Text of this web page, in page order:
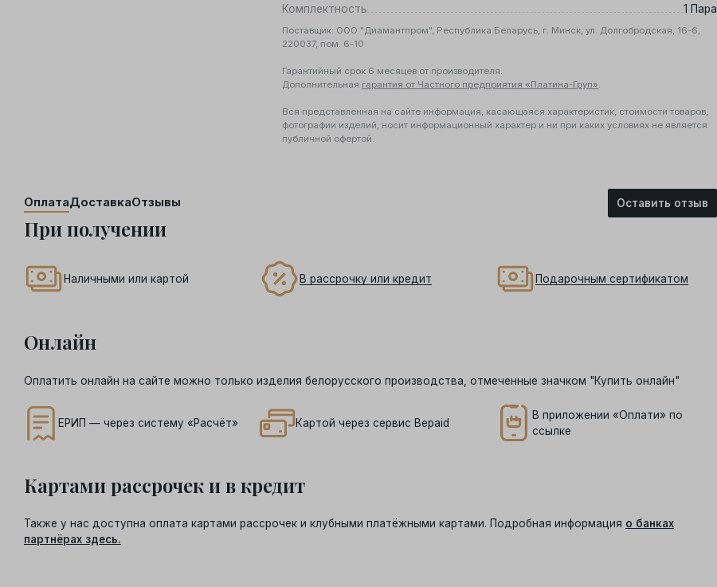
Комплектность
1 Пара
Поставщик: ООО "Диамантпром", Республика Беларусь, г. Минск, ул. Долгобродская, 16-6,
220037, пом. 6-10
Гарантийный срок 6 месяцев от производителя.
Дополнительная гарантия от Частного предприятия «Платина-Груп»
Вся представленная на сайте информация, касающаяся характеристик, стоимости товаров,
фотографии изделий, носит информационный характер и ни при каких условиях не является
публичной офертой.
Оплата
При получении
Наличными или картой В рассрочку или кредит Подарочным сертификатом
Онлайн
Оплатить онлайн на сайте можно только изделия белорусского производства, отмеченные значком "Купить онлайн"
ЕРИП — через систему «Расчёт» Картой через сервис Bepaid
В приложении «Оплати» по
ссылке
Картами рассрочек и в кредит
Также у нас доступна оплата картами рассрочек и клубными платёжными картами. Подробная информация о банках
партнёрах здесь.
ДоставкаОтзывы Оставить отзыв